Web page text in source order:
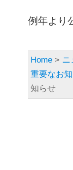
例年より
Home > ニ
重要なお
知らせ